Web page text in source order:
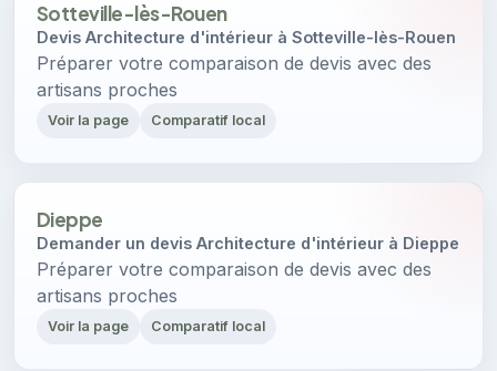
Sotteville-lès-Rouen
Devis Architecture d'intérieur à Sotteville-lès-Rouen
Préparer votre comparaison de devis avec des
artisans proches
Voir la page Comparatif local
Dieppe
Demander un devis Architecture d'intérieur à Dieppe
Préparer votre comparaison de devis avec des
artisans proches
Voir la page Comparatif local